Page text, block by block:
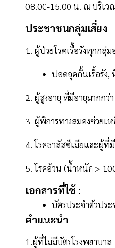
08.00-15.00 น. ณ บริเว
ประชาชนกลุ่มเสี่ยง
1. ผู้ป่วยโรคเรื้อรังทุกกลุ่ม
ปอดอุดกั้นเรื้อรัง,
2. ผู้สูงอายุ ที่มีอายุมากกว่
3. ผู้พิการทางสมองช่วยเ
4. โรคธาลัสซีเมียและผู้ที่
5. โรคอ้วน (น้ำหนัก >
เอกสารที่ใช้ :
บัตรประจำตัวปร
คำแนะนำ
1.ผู้ที่ไม่มีบัตรโรงพยาบาล